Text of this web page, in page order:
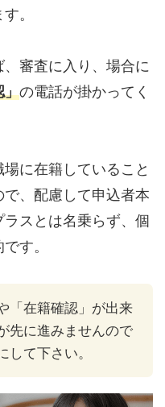
。
審査に入り、場合に
」の電話が掛かってく
に在籍していること
、配慮して申込者本
スとは名乗らず、個
す。
「在籍確認」が出来
先に進みませんので
して下さい。